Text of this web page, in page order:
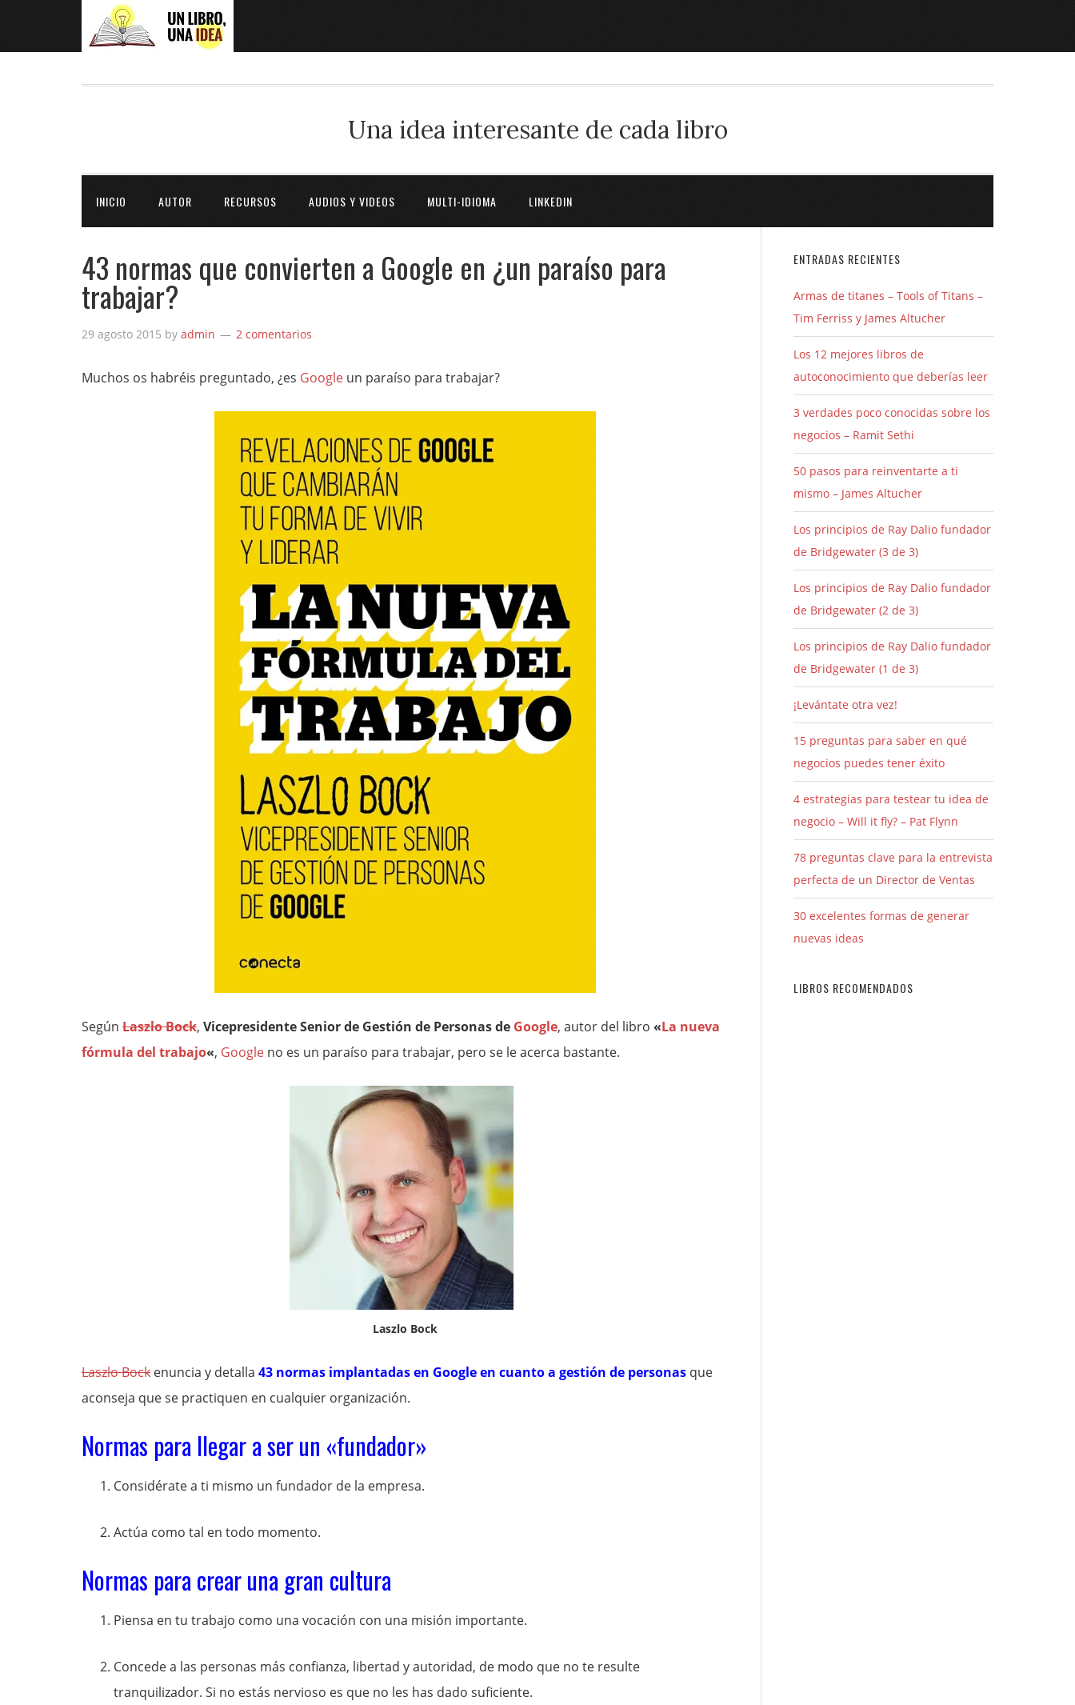
Una idea interesante de cada libro
INICIO AUTOR RECURSOS AUDIOS Y VIDEOS MULTI-IDIOMA LINKEDIN
43 normas que convierten a Google en ¿un paraíso para
trabajar?
29 agosto 2015 by admin 2 comentarios
Muchos os habréis preguntado, ¿es Google un paraíso para trabajar?
Según Laszlo Bock, Vicepresidente Senior de Gestión de Personas de Google, autor del libro «La nueva
fórmula del trabajo«, Google no es un paraíso para trabajar, pero se le acerca bastante.
Laszlo Bock
Laszlo Bock enuncia y detalla 43 normas implantadas en Google en cuanto a gestión de personas que
aconseja que se practiquen en cualquier organización.
Normas para llegar a ser un «fundador»
Considérate a ti mismo un fundador de la empresa.
Actúa como tal en todo momento.
Normas para crear una gran cultura
Piensa en tu trabajo como una vocación con una misión importante.
Concede a las personas más confianza, libertad y autoridad, de modo que no te resulte
tranquilizador. Si no estás nervioso es que no les has dado suficiente.
ENTRADAS RECIENTES
Armas de titanes – Tools of Titans –
Tim Ferriss y James Altucher
Los 12 mejores libros de
autoconocimiento que deberías leer
3 verdades poco conocidas sobre los
negocios – Ramit Sethi
50 pasos para reinventarte a ti
mismo – James Altucher
Los principios de Ray Dalio fundador
de Bridgewater (3 de 3)
Los principios de Ray Dalio fundador
de Bridgewater (2 de 3)
Los principios de Ray Dalio fundador
de Bridgewater (1 de 3)
¡Levántate otra vez!
15 preguntas para saber en qué
negocios puedes tener éxito
4 estrategias para testear tu idea de
negocio – Will it fly? – Pat Flynn
78 preguntas clave para la entrevista
perfecta de un Director de Ventas
30 excelentes formas de generar
nuevas ideas
LIBROS RECOMENDADOS